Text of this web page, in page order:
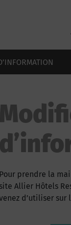
Pour prendre la
site Allier Hôtels
d’utiliser sur